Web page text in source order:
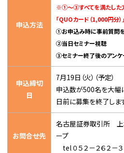
申込方法
※①～③すべてを満たした
「QUOカード（1,000円分）
①お申込み時に事前質問
②当日セミナー視聴
③セミナー終了後のアンケ
申込締切
日
7月19日（火）（予定）
申込数が500名を大幅
日前に募集を終了しま
お問合せ先
名古屋証券取引所 上
ープ
tel ０５２－２６２－３